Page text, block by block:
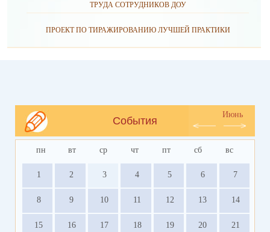
ТРУДА СОТРУДНИКОВ ДОУ
ПРОЕКТ ПО ТИРАЖИРОВАНИЮ ЛУЧШЕЙ ПРАКТИКИ
События
Июнь
пн вт ср чт пт сб вс
1 2 3 4 5 6 7
8 9 10 11 12 13 14
15 16 17 18 19 20 21